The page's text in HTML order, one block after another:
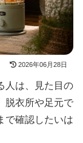
2026年06月28日
人は、見た目の
脱衣所や足元で
で確認したいは